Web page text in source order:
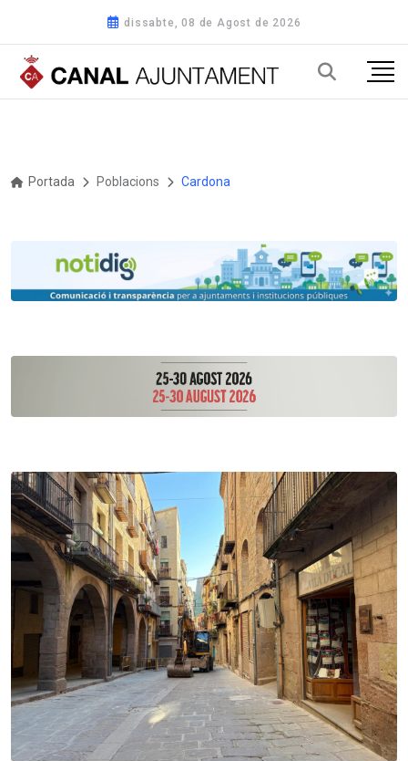
dissabte, 08 de Agost de 2026
Portada Poblacions Cardona